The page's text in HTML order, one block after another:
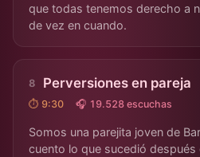
que todas tenemos derecho a
de vez en cuando.
Perversiones en pareja
⏱ 9:30 🎧 19.528 escuchas
Somos una parejita joven de
cuento lo que sucedió